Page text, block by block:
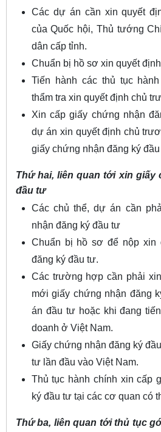
Các dự án cần xin quyết
của Quốc hội, Thủ tướng
dân cấp tỉnh.
Chuẩn bị hồ sơ xin quyết
Tiến hành các thủ tục
thẩm tra xin quyết định chủ
Xin cấp giấy chứng nhận
dự án xin quyết định chủ
giấy chứng nhận đăng ký
Thứ hai, liên quan tới xin giấy
đầu tư
Các chủ thể, dự án cần
nhận đăng ký đầu tư
Chuẩn bị hồ sơ để nộp xin
đăng ký đầu tư.
Các trường hợp cần phải
mới giấy chứng nhận đăng
án đầu tư hoặc khi đang
doanh ở Việt Nam.
Giấy chứng nhận đăng ký
tư lần đầu vào Việt Nam.
Thủ tục hành chính xin cấp
ký đầu tư tại các cơ quan có
Thứ ba, liên quan tới thủ tục